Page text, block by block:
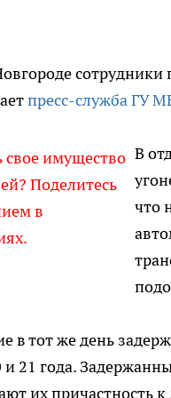
сотрудники
пресс-служба ГУ
свое имущество
Поделитесь
в
В
что
в тот же день
и 21 года.
их